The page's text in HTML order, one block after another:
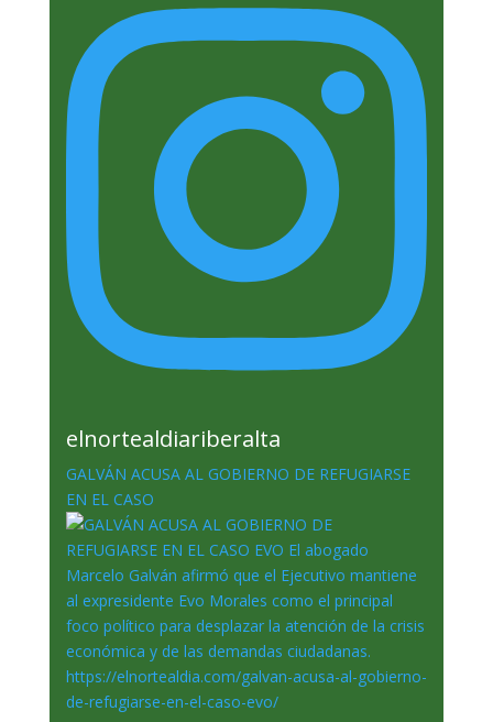
elnortealdiariberalta
GALVÁN ACUSA AL GOBIERNO DE REFUGIARSE
EN EL CASO